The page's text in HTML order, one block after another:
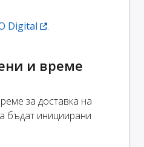
Digital .
и време
за доставка на
бъдат инициирани